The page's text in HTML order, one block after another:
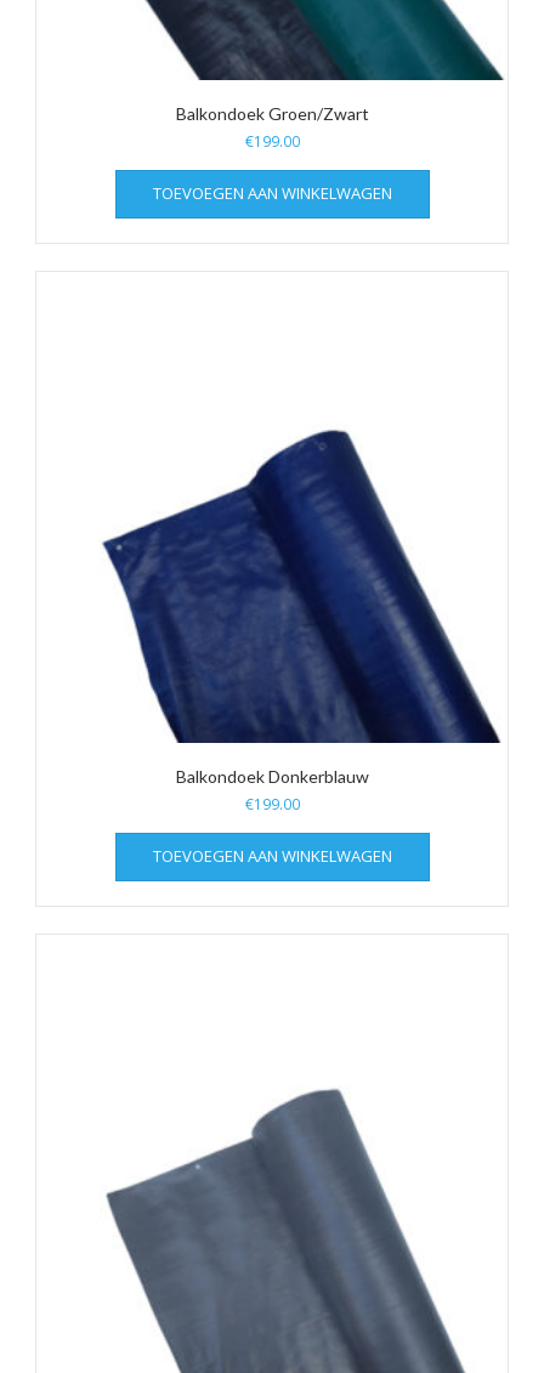
Balkondoek Groen/Zwart
€199.00
TOEVOEGEN AAN WINKELWAGEN
Balkondoek Donkerblauw
€199.00
TOEVOEGEN AAN WINKELWAGEN